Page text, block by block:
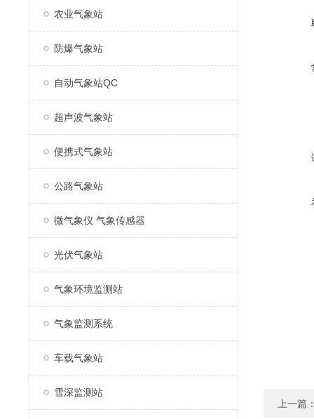
农业气象站
防爆气象站
自动气象站QC
超声波气象站
便携式气象站
公路气象站
微气象仪 气象传感器
光伏气象站
气象环境监测站
气象监测系统
车载气象站
雪深监测站
上一篇